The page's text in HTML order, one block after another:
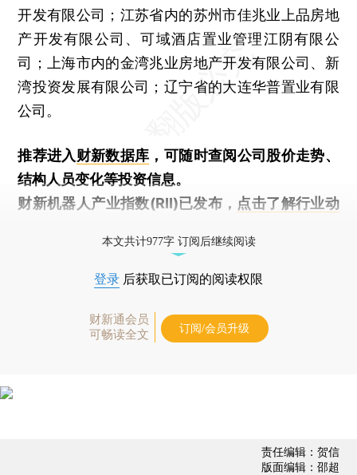
开发有限公司；江苏省内的苏州市佳兆业上品房地
产开发有限公司、可域酒店置业管理江阴有限公
司；上海市内的金湾兆业房地产开发有限公司、新
湾投资发展有限公司；辽宁省的大连华普置业有限
公司。
推荐进入财新数据库 ，可随时查阅公司股价走势、
结构人员变化等投资信息。
财新机器人产业指数(RII)已发布， 点击了解行业动
本文共计977字 订阅后继续阅读
登录 后获取已订阅的阅读权限
财新通会员
可畅读全文
订阅/会员升级
责任编辑：贺信
版面编辑：邵超